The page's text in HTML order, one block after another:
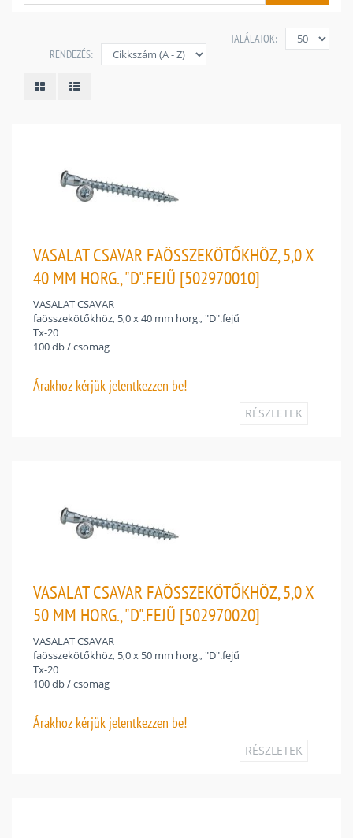
TALÁLATOK:
RENDEZÉS:
VASALAT CSAVAR FAÖSSZEKÖTŐKHÖZ, 5,0 X
40 MM HORG., "D".FEJŰ [502970010]
VASALAT CSAVAR
faösszekötőkhöz, 5,0 x 40 mm horg., "D".fejű
Tx-20
100 db / csomag
Árakhoz kérjük jelentkezzen be!
RÉSZLETEK
VASALAT CSAVAR FAÖSSZEKÖTŐKHÖZ, 5,0 X
50 MM HORG., "D".FEJŰ [502970020]
VASALAT CSAVAR
faösszekötőkhöz, 5,0 x 50 mm horg., "D".fejű
Tx-20
100 db / csomag
Árakhoz kérjük jelentkezzen be!
RÉSZLETEK